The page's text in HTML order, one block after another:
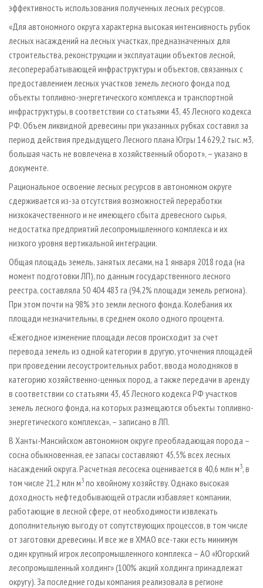
эффективность использования полученных лесных ресурсов.
«Для автономного округа характерна высокая интенсивность рубок
лесных насаждений на лесных участках, предназначенных для
строительства, реконструкции и эксплуатации объектов лесной,
лесоперерабатывающей инфраструктуры и объектов, связанных с
предоставлением лесных участков земель лесного фонда под
объекты топливно-энергетического комплекса и транспортной
инфраструктуры, в соответствии со статьями 43, 45 Лесного кодекса
РФ. Объем ликвидной древесины при указанных рубках составил за
период действия предыдущего Лесного плана Югры 14 629,2 тыс. м3,
большая часть не вовлечена в хозяйственный оборот», – указано в
документе.
Рациональное освоение лесных ресурсов в автономном округе
сдерживается из-за отсутствия возможностей переработки
низкокачественного и не имеющего сбыта древесного сырья,
недостатка предприятий лесопромышленного комплекса и их
низкого уровня вертикальной интеграции.
Общая площадь земель, занятых лесами, на 1 января 2018 года (на
момент подготовки ЛП), по данным государственного лесного
реестра, составляла 50 404 483 га (94,2% площади земель региона).
При этом почти на 98% это земли лесного фонда. Колебания их
площади незначительны, в среднем около одного процента.
«Ежегодное изменение площади лесов происходит за счет
перевода земель из одной категории в другую, уточнения площадей
при проведении лесоустроительных работ, ввода молодняков в
категорию хозяйственно-ценных пород, а также передачи в аренду
в соответствии со статьями 43, 45 Лесного кодекса РФ участков
земель лесного фонда, на которых размещаются объекты топливно-
энергетического комплекса», – записано в ЛП.
В Ханты-Мансийском автономном округе преобладающая порода –
сосна обыкновенная, ее запасы составляют 45,5% всех лесных
насаждений округа. Расчетная лесосека оценивается в 40,6 млн м3, в
том числе 21,2 млн м3 по хвойному хозяйству. Однако высокая
доходность нефтедобывающей отрасли избавляет компании,
работающие в лесной сфере, от необходимости извлекать
дополнительную выгоду от сопутствующих процессов, в том числе
от заготовки древесины. И все же в ХМАО все-таки есть минимум
один крупный игрок лесопромышленного комплекса – АО «Югорский
лесопромышленный холдинг» (100% акций холдинга принадлежат
округу). За последние годы компания реализовала в регионе